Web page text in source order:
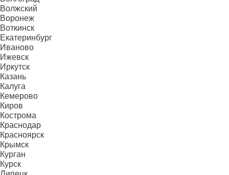
Волжский
Воронеж
Воткинск
Екатеринбург
Иваново
Ижевск
Иркутск
Казань
Калуга
Кемерово
Киров
Кострома
Краснодар
Красноярск
Крымск
Курган
Курск